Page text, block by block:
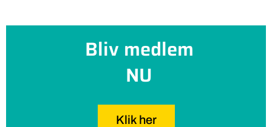
Bliv medlem
NU
Klik her